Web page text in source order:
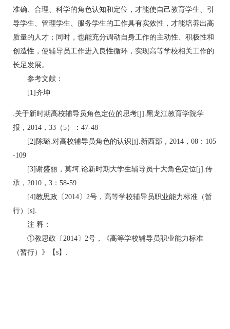
准确、合理、科学的角色认知和定位，才能使自己教育学生、引
导学生、管理学生、服务学生的工作具有实效性，才能培养出高
质量的人才；同时，也能充分调动自身工作的主动性、积极性和
创造性，使辅导员工作进入良性循环，实现高等学校相关工作的
长足发展。
参考文献：
[1]齐坤
.关于新时期高校辅导员角色定位的思考[j].黑龙江教育学院学
报，2014，33（5）：47-48
[2]陈璐.对高校辅导员角色的认识[j].新西部，2014，08：105
-109
[3]谢盛丽，莫坷.论新时期大学生辅导员十大角色定位[j].传
承，2010，3：58-59
[4]教思政〔2014〕2号，高等学校辅导员职业能力标准（暂
行）[s].
注 释：
①教思政〔2014〕2号，《高等学校辅导员职业能力标准
（暂行）》【s】.